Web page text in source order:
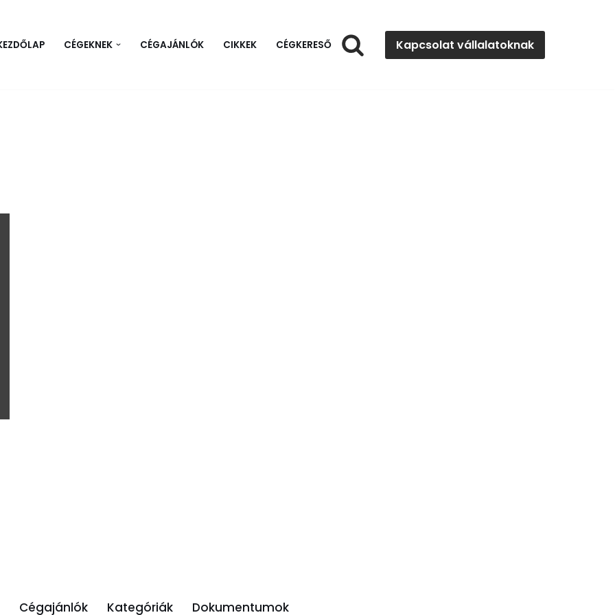
CÉGEKNEK CÉGAJÁNLÓK CIKKEK CÉGKERESŐ Kapcsolat vállalatoknak
Cégajánlók Kategóriák Dokumentumok